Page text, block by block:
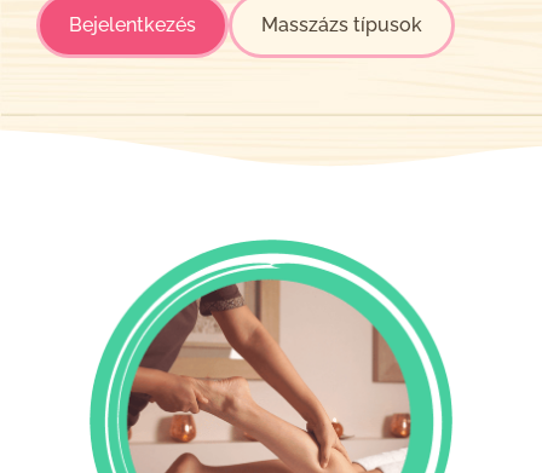
Bejelentkezés Masszázs típusok